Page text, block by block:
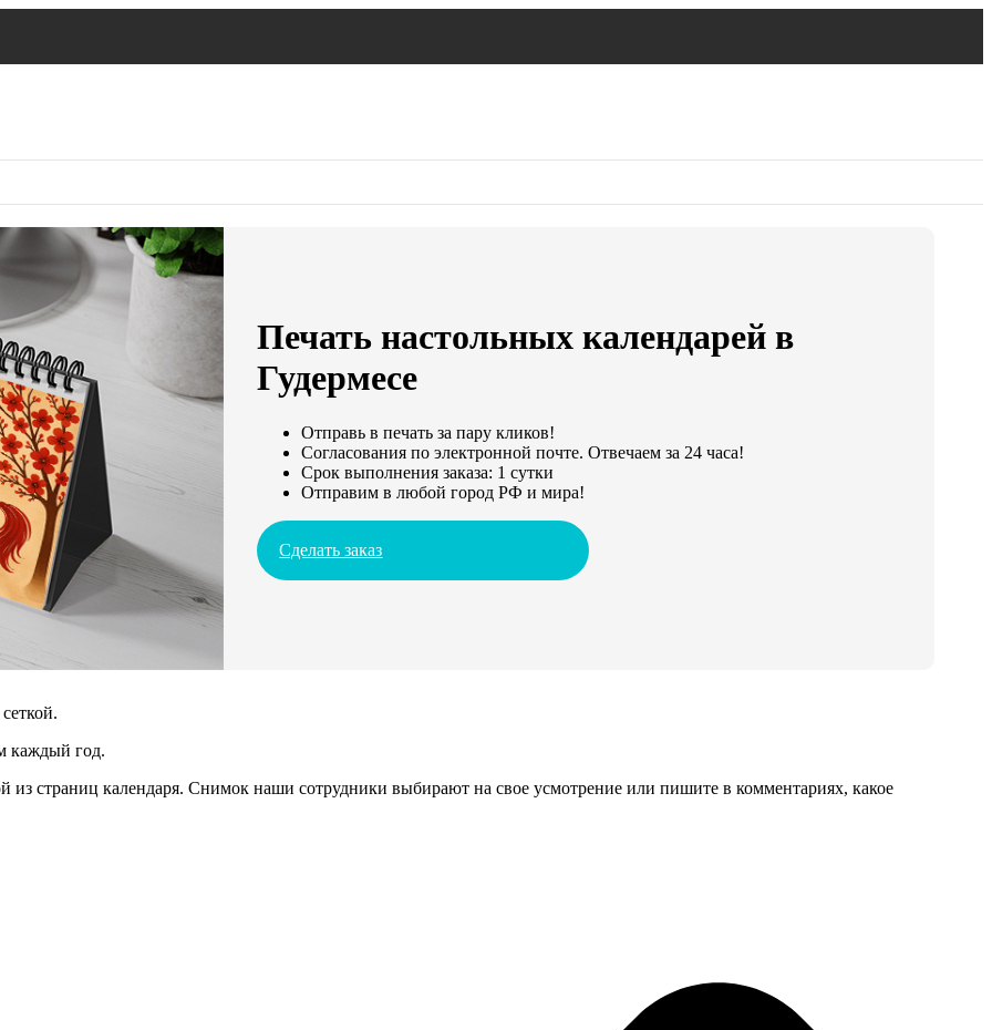
Печать настольных календарей в
Гудермесе
Отправь в печать за пару кликов!
Согласования по электронной почте. Отвечаем за 24 часа!
Срок выполнения заказа: 1 сутки
Отправим в любой город РФ и мира!
Сделать заказ
каждый год.
страниц календаря. Снимок наши сотрудники выбирают на свое усмотрение или пишите в комментариях, какое